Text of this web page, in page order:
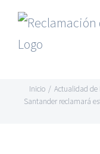
Saltar
contenido
Inicio / Actualidad de
Santander reclamará